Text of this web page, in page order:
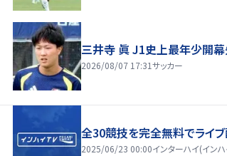
三井寺 眞 J1史上最年少開
2026/08/07 17:31サッカー
全30競技を完全無料でライブ
2025/06/23 00:00インターハイ(イン